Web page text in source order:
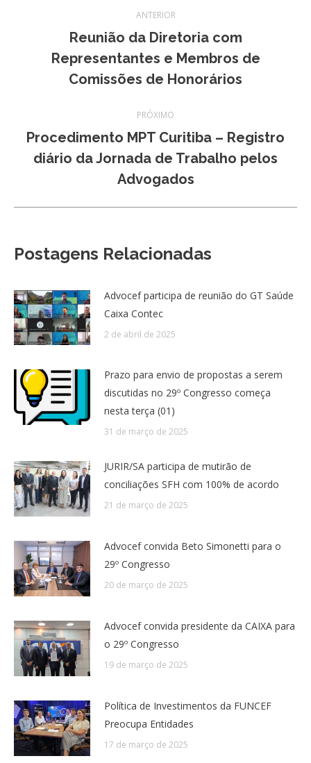
post:
ANTERIOR
Post
anterior:
Reunião da Diretoria com
Representantes e Membros de
Comissões de Honorários
PRÓXIMO
Próximo
post:
Procedimento MPT Curitiba – Registro
diário da Jornada de Trabalho pelos
Advogados
Postagens Relacionadas
Advocef participa de reunião do GT Saúde
Caixa Contec
2 de abril de 2025
Prazo para envio de propostas a serem
discutidas no 29º Congresso começa
nesta terça (01)
31 de março de 2025
JURIR/SA participa de mutirão de
conciliações SFH com 100% de acordo
21 de março de 2025
Advocef convida Beto Simonetti para o
29º Congresso
20 de março de 2025
Advocef convida presidente da CAIXA para
o 29º Congresso
19 de março de 2025
Política de Investimentos da FUNCEF
Preocupa Entidades
17 de março de 2025